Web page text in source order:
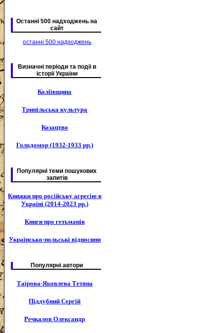
Останні 500 надходжень на
сайт
останні 500 надходжень
Визначні періоди та подіі в
історії України
Коліївщина
Трипільська культура
Козацтво
Голодомор (1932-1933 рр.)
Популярні теми пошукових
запитів
Книжки про російську агресію в
Україні (2014-2023 рр.)
Книги про гетьманів
Українсько-польські відносини
Популярні автори
Таїрова-Яковлева Тетяна
Піддубний Сергій
Речкалов Олександр